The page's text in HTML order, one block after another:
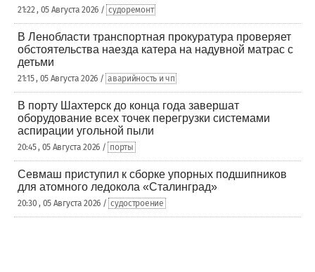
21:22 , 05 Августа 2026 / судоремонт
В Ленобласти транспортная прокуратура проверяет
обстоятельства наезда катера на надувной матрас с
детьми
21:15 , 05 Августа 2026 / аварийность и чп
В порту Шахтерск до конца года завершат
оборудование всех точек перегрузки системами
аспирации угольной пыли
20:45 , 05 Августа 2026 / порты
Севмаш приступил к сборке упорных подшипников
для атомного ледокола «Сталинград»
20:30 , 05 Августа 2026 / судостроение